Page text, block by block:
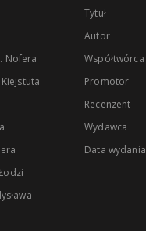
Nofera
Tytuł
Autor
Współtwórca
Promotor
Recenzent
Wydawca
Data wydania